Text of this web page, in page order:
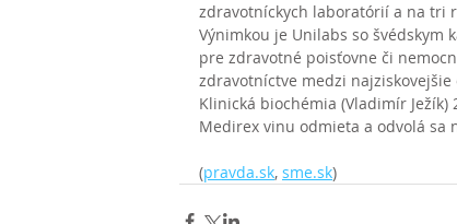
zdravotníckych laboratórií a na tri
Výnimkou je Unilabs so švédskym
pre zdravotné poisťovne či
zdravotníctve medzi
Klinická biochémia (Vladimír
Medirex vinu odmieta a odvolá sa
(pravda.sk, sme.sk)